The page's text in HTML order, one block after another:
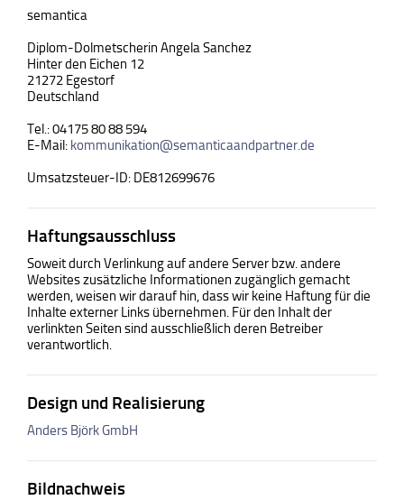
semantica
Diplom-Dolmetscherin Angela Sanchez
Hinter den Eichen 12
21272 Egestorf
Deutschland
Tel.: 04175 80 88 594
E-Mail:kommunikation@semanticaandpartner.de
Umsatzsteuer-ID: DE812699676
Haftungsausschluss
Soweit durch Verlinkung auf andere Server bzw. andere
Websites zusätzliche Informationen zugänglich gemacht
werden, weisen wir darauf hin, dass wir keine Haftung für die
Inhalte externer Links übernehmen. Für den Inhalt der
verlinkten Seiten sind ausschließlich deren Betreiber
verantwortlich.
Design und Realisierung
Anders Björk GmbH
Bildnachweis